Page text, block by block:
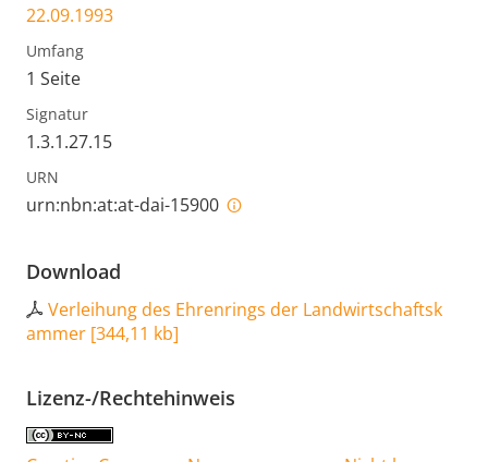
22.09.1993
Umfang
1 Seite
Signatur
1.3.1.27.15
URN
urn:nbn:at:at-dai-15900
Download
Verleihung des Ehrenrings der Landwirtschaftsk
ammer [344,11 kb]
Lizenz-/Rechtehinweis